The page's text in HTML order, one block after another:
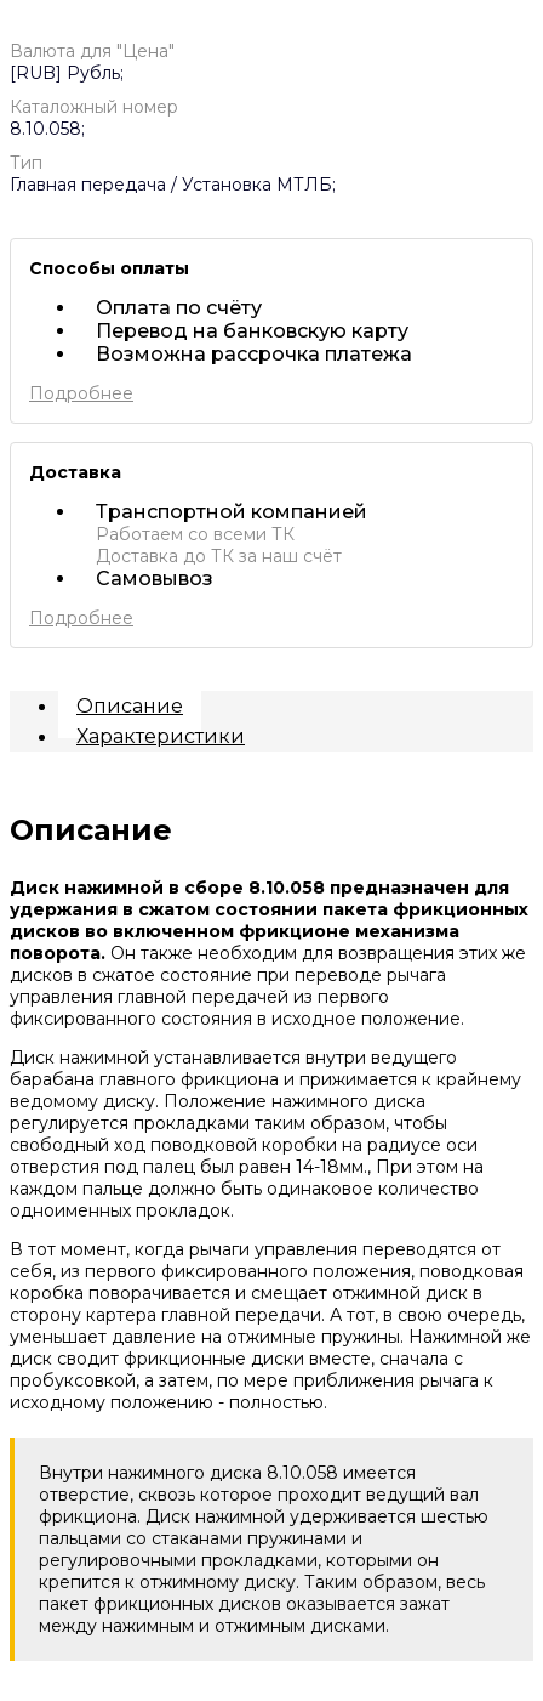
Валюта для "Цена"
[RUB] Рубль;
Каталожный номер
8.10.058;
Тип
Главная передача / Установка МТЛБ;
Способы оплаты
Оплата по счёту
Перевод на банковскую карту
Возможна рассрочка платежа
Подробнее
Доставка
Транспортной компанией
Работаем со всеми ТК
Доставка до ТК за наш счёт
Самовывоз
Подробнее
Описание
Характеристики
Описание
Диск нажимной в сборе 8.10.058 предназначен для
удержания в сжатом состоянии пакета фрикционных
дисков во включенном фрикционе механизма
поворота. Он также необходим для возвращения этих же
дисков в сжатое состояние при переводе рычага
управления главной передачей из первого
фиксированного состояния в исходное положение.
Диск нажимной устанавливается внутри ведущего
барабана главного фрикциона и прижимается к крайнему
ведомому диску. Положение нажимного диска
регулируется прокладками таким образом, чтобы
свободный ход поводковой коробки на радиусе оси
отверстия под палец был равен 14-18мм., При этом на
каждом пальце должно быть одинаковое количество
одноименных прокладок.
В тот момент, когда рычаги управления переводятся от
себя, из первого фиксированного положения, поводковая
коробка поворачивается и смещает отжимной диск в
сторону картера главной передачи. А тот, в свою очередь,
уменьшает давление на отжимные пружины. Нажимной же
диск сводит фрикционные диски вместе, сначала с
пробуксовкой, а затем, по мере приближения рычага к
исходному положению - полностью.
Внутри нажимного диска 8.10.058 имеется
отверстие, сквозь которое проходит ведущий вал
фрикциона. Диск нажимной удерживается шестью
пальцами со стаканами пружинами и
регулировочными прокладками, которыми он
крепится к отжимному диску. Таким образом, весь
пакет фрикционных дисков оказывается зажат
между нажимным и отжимным дисками.